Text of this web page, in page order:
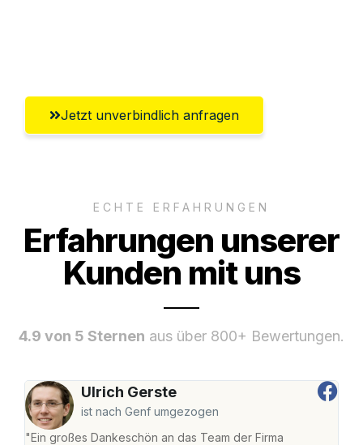
Jetzt unverbindlich anfragen
ECHTE ERFAHRUNGEN
Erfahrungen unserer
Kunden mit uns
4.9 von 5 Sternen aus über 800+ Bewertungen.
Ulrich Gerste
ist nach Genf umgezogen
"Ein großes Dankeschön an das Team der Firma